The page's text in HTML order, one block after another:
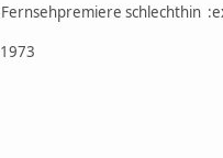
schlechthin